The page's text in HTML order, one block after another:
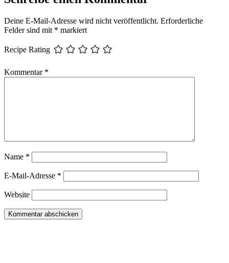
Deine E-Mail-Adresse wird nicht veröffentlicht. Erforderliche
Felder sind mit * markiert
Recipe Rating
Kommentar *
Name *
E-Mail-Adresse *
Website